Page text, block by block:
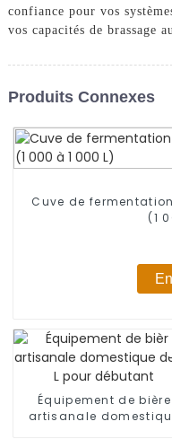
confiance pour vos
vos capacités de brassage
Produits Connexes
Cuve de
(1
Équipement de bière
artisanale